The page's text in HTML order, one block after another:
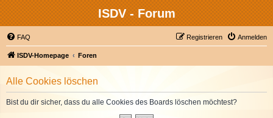
ISDV - Forum
FAQ Anmelden
Registrieren
ISDV-Homepage Foren
Alle Cookies löschen
Bist du dir sicher, dass du alle Cookies des Boards löschen möchtest?